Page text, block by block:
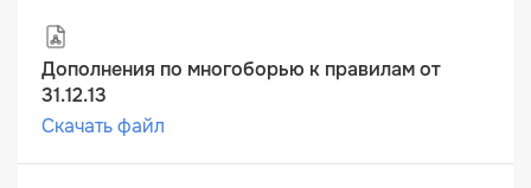
Дополнения по многоборью к правилам от
31.12.13
Скачать файл